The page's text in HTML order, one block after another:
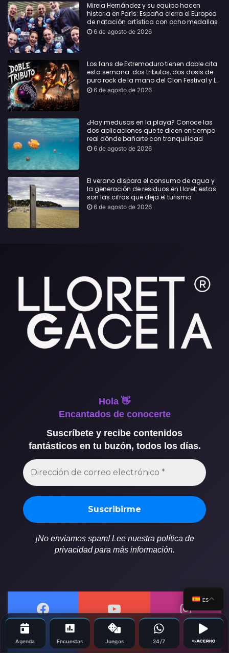
Mireia Hernández y su equipo hacen
historia en París: España cierra el Europeo
de natación artística con ocho medallas
6 de agosto de 2026
Los fans de Extremoduro tienen doble cita
esta semana: dos tributos, dos dosis de
puro rock de la mano del Clon Festival y La
Jarana
6 de agosto de 2026
¿Hay medusas en la playa? Conoce las
dos aplicaciones que te dicen en tiempo
real dónde bañarte con tranquilidad
6 de agosto de 2026
El verano dispara el consumo de agua y
la generación de residuos en Lloret: estas
son las cifras que deja el turismo
6 de agosto de 2026
Hola 👋
Encantados de conocerte
Suscríbete y recibe contenidos
fantásticos en tu buzón, todos los días.
¡No enviamos spam! Lee nuestra política de
privacidad para más información.
11.334 5.820 25.600
ES
Agenda Encuestas Juegos 24/7 By